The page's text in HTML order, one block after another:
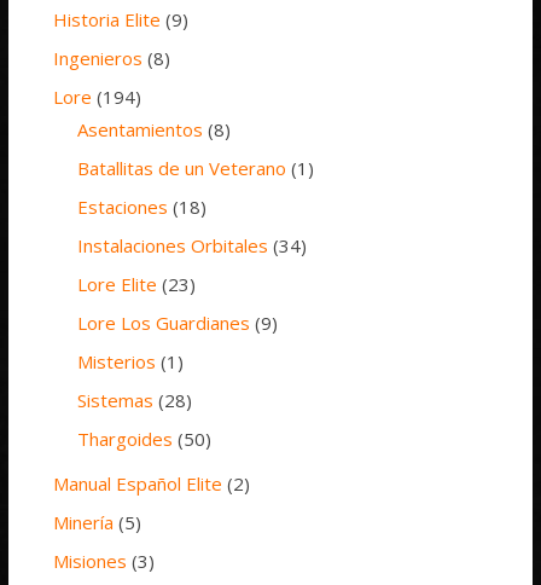
Historia Elite (9)
Ingenieros (8)
Lore (194)
Asentamientos (8)
Batallitas de un Veterano (1)
Estaciones (18)
Instalaciones Orbitales (34)
Lore Elite (23)
Lore Los Guardianes (9)
Misterios (1)
Sistemas (28)
Thargoides (50)
Manual Español Elite (2)
Minería (5)
Misiones (3)